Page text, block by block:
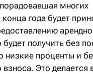
многих
года будет
получить без
низкие проценты и
взноса. Это делается